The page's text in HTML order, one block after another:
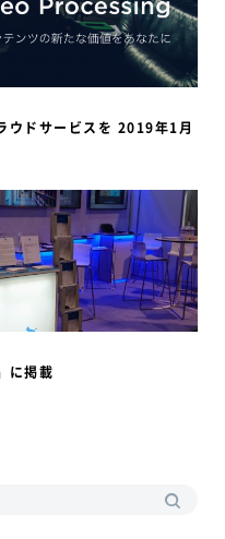
ウドサービスを 2019年1月
に掲載
ン